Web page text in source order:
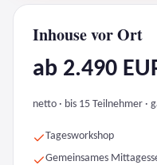
Inhouse vor Ort
ab 2.490
netto · bis 15 Teilnehmer ·
Tagesworkshop
Gemeinsames